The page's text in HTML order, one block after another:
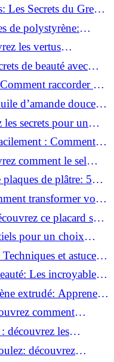
Les Secrets du Green
de polystyrène:
effort !
les vertus
coco!de beauté avec
raccorder un
d’amande douce :
secrets pour un
: Comment
d'œil !
comment le sel
de plâtre: 5
les fissures!
transformer votre
ce placard sous
pour un choix
et astuces
Les incroyables
extrudé: Apprenez
comment
découvrez les
!
découvrez